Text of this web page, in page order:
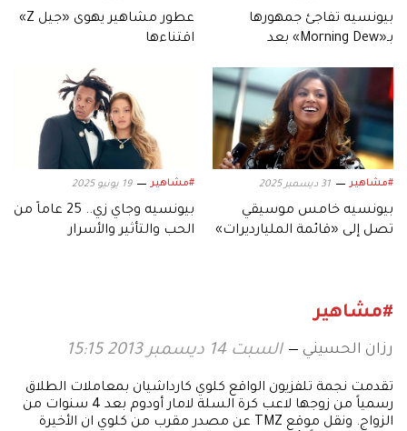
بيونسيه تفاجئ جمهورها
بـ«Morning Dew» بعد
عطور مشاهير يهوى «جيل Z»
اقتناءها
#مشاهير 31 ديسمبر 2025
بيونسيه خامس موسيقي
تصل إلى «قائمة المليارديرات»
#مشاهير 19 يونيو 2025
بيونسيه وجاي زي.. 25 عاماً من
الحب والتأثير والأسرار
#مشاهير
رزان الحسيني السبت 14 ديسمبر 2013 15:15
تقدمت نجمة تلفزيون الواقع كلوي كارداشيان بمعاملات الطلاق
رسمياً من زوجها لاعب كرة السلة لامار أودوم بعد 4 سنوات من
الزواج. ونقل موقع TMZ عن مصدر مقرب من كلوي ان الأخيرة